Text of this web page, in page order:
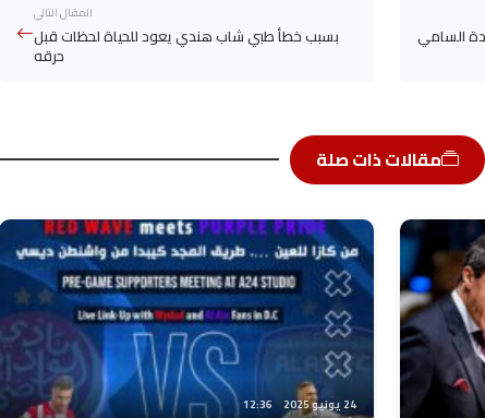
السامي
المقال التالي
بسبب خطأ طبي شاب هندي يعود للحياة لحظات قبل
حرقه
مقالات ذات صلة
24 يونيو 2025 12:36